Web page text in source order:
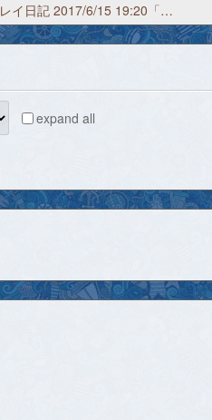
Splatoon（スプラトゥーン）プレイ日記 2017/6/15 19:20「ハイカラニュース」
expand all